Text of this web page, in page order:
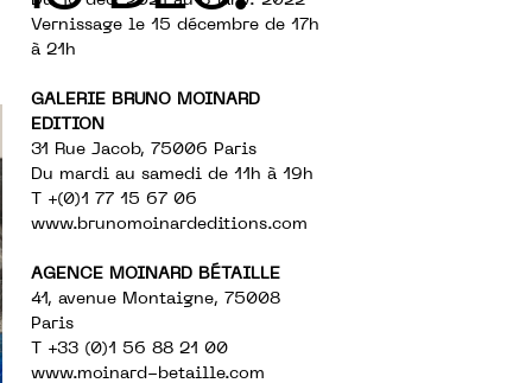
Vernissage le 15 décembre de 17h
à 21h
GALERIE BRUNO MOINARD
EDITION
31 Rue Jacob, 75006 Paris
Du mardi au samedi de 11h à 19h
T +(0)1 77 15 67 06
www.brunomoinardeditions.com
AGENCE MOINARD BÉTAILLE
41, avenue Montaigne, 75008
Paris
T +33 (0)1 56 88 21 00
www.moinard-betaille.com